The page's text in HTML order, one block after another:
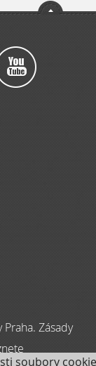
Zásady
soubory